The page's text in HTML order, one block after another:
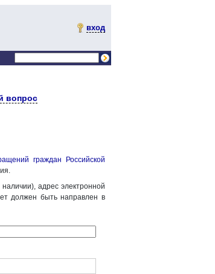
вход
вопрос
граждан Российской
адрес электронной
должен быть направлен в